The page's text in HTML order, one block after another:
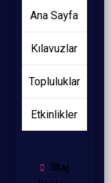
Ana Sayfa
Kılavuzlar
Topluluklar
Etkinlikler
Staj